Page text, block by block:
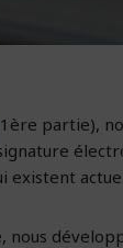
partie),
existent
nous